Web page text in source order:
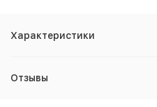
Характеристики
Отзывы